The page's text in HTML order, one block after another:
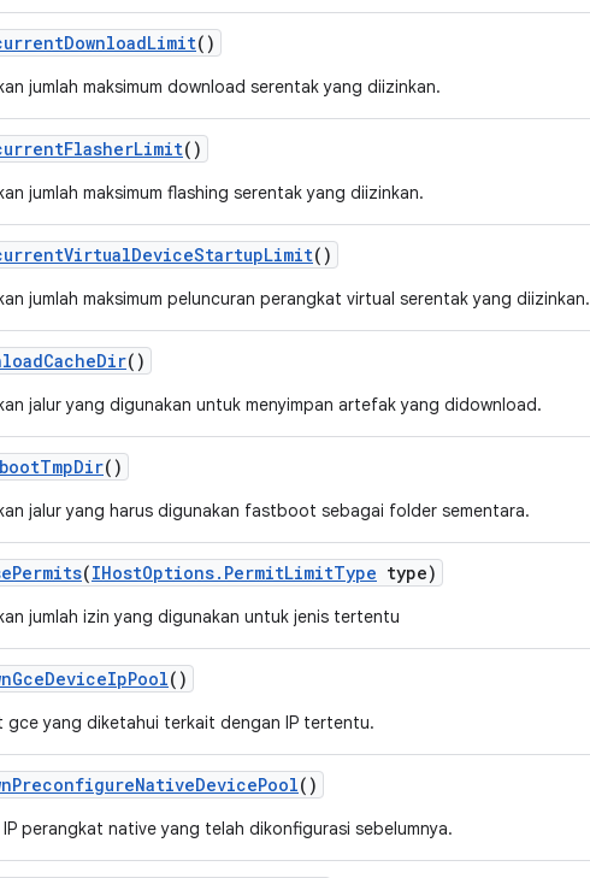
DownloadLimit()
jumlah maksimum download serentak yang diizinkan.
FlasherLimit()
jumlah maksimum flashing serentak yang diizinkan.
VirtualDeviceStartupLimit()
jumlah maksimum peluncuran perangkat virtual serentak yang diizinkan.
CacheDir()
jalur yang digunakan untuk menyimpan artefak yang didownload.
TmpDir()
jalur yang harus digunakan fastboot sebagai folder sementara.
Permits(IHostOptions. PermitLimitType type)
jumlah izin yang digunakan untuk jenis tertentu
GceDeviceIpPool()
gce yang diketahui terkait dengan IP tertentu.
PreconfigureNativeDevicePool()
IP perangkat native yang telah dikonfigurasi sebelumnya.